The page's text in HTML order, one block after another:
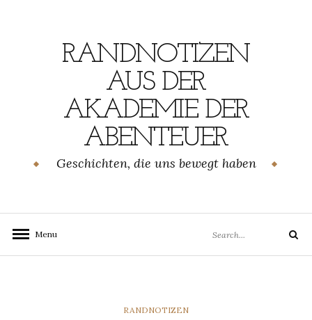
RANDNOTIZEN
AUS DER
AKADEMIE DER
ABENTEUER
Geschichten, die uns bewegt haben
Menu
for:
Search
CATEGORIES
RANDNOTIZEN